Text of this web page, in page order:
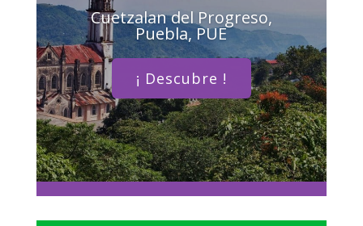
Cuetzalan del Progreso,
Puebla, PUE
¡ Descubre !